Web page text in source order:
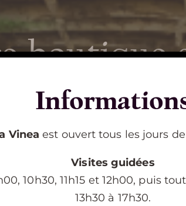
Vinea
VISITE DE TERRA VINEA
RESTAURANT LE
boutique
Vinea est ouvert tous les jours de
Visites guidées
10h30, 11h15 et 12h00, puis
13h30 à 17h30.